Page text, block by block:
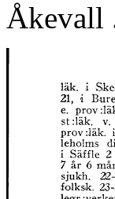
Åkevall